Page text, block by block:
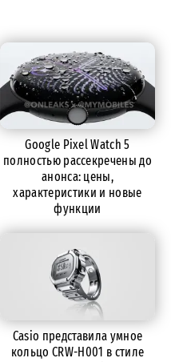
Google Pixel Watch 5
полностью рассекречены до
анонса: цены,
характеристики и новые
функции
Casio представила умное
кольцо CRW-H001 в стиле